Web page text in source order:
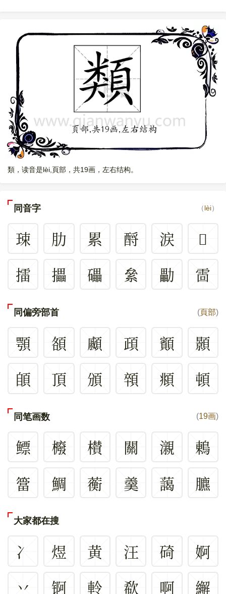
類，读音是lèi,頁部，共19画，左右结构。
同音字 （lèi）
㻋 肋 累 酹 涙
𣀜
擂
攂 礧 絫 㔣 䨓
同偏旁部首 (頁部)
顎 頟 顣 頙 顮
顥
䫁
頂 頒 顇 頫 頓
同笔画数 (19画)
鳔 櫠 櫕 關 瀙
鶇
簹
鯛 蘅 羹 藹 臕
大家都在搜
冫 煜 黄 汪 碕
婀
丷
锕 軨 欷 啊 繲